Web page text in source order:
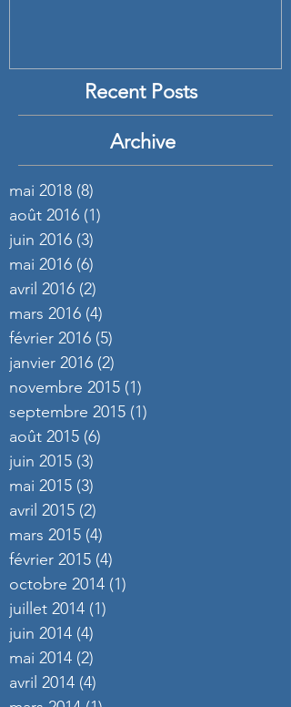
Recent Posts
Archive
mai 2018 (8)
août 2016 (1)
juin 2016 (3)
mai 2016 (6)
avril 2016 (2)
mars 2016 (4)
février 2016 (5)
janvier 2016 (2)
novembre 2015 (1)
septembre 2015 (1)
août 2015 (6)
juin 2015 (3)
mai 2015 (3)
avril 2015 (2)
mars 2015 (4)
février 2015 (4)
octobre 2014 (1)
juillet 2014 (1)
juin 2014 (4)
mai 2014 (2)
avril 2014 (4)